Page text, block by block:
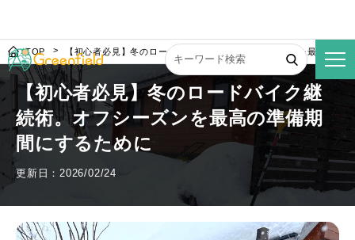
TOP 【初心者必見】冬のロードバイク継続術。オフシーズンを最高の準
【初心者必見】冬のロードバイク継
続術。オフシーズンを最高の準備期
間にするために
更新日：2026/02/24